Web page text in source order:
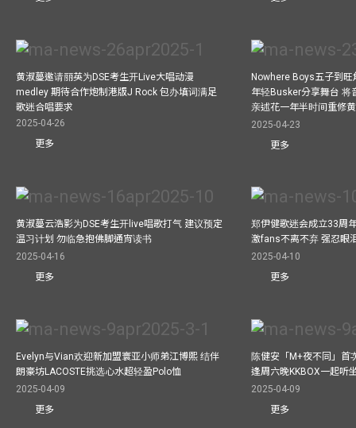
黄淑蔓邀请丽英为DSE考生开Live大唱动漫
medley 期待合作炮制港版J Rock 包办填词满足
歌迷合唱要求
2025-04-26
更多
Nowhere Boys五子到
年轻Busker分享舞台 将
亲述花一年半时间重修
2025-04-23
更多
黄淑蔓云浩影为DSE考生开live唱歌打气 建议预定
温习计划 勿临急抱佛脚通宵读书
2025-04-16
更多
郑伊健歌迷会成立33周
激fans不离不弃 强忍眼
2025-04-10
更多
Evelyn与Vian欢迎新加盟寰亚小师弟江博熙 结伴
朗豪坊LACOSTE挑选心水超轻盈Polo恤
2025-04-09
更多
陈健安「M+夜不同」首
逢周六晚KKBOX一起听
2025-04-09
更多